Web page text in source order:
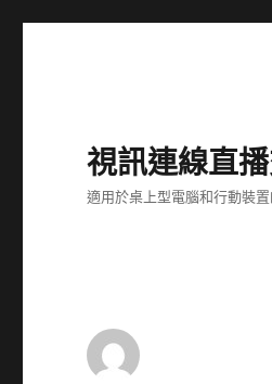
視訊連線直
適用於桌上型電腦和行動裝